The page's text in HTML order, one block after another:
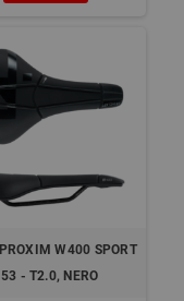
W400 SPORT
- T2.0, NERO